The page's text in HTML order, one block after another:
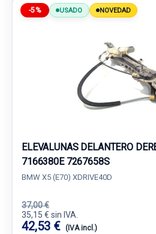
-5% USADO NOVEDAD
ELEVALUNAS DELANTERO
7166380E 7267658S
BMW X5 (E70) XDRIVE40D
37,00 €
35,15 € sin IVA.
42,53 € (IVA incl.)